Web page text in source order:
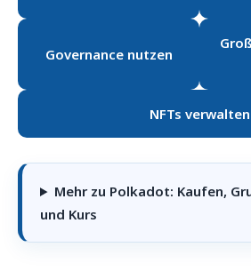
Governance nutzen
NFTs verwalten
Mehr zu Polkadot: Kaufen,
und Kurs